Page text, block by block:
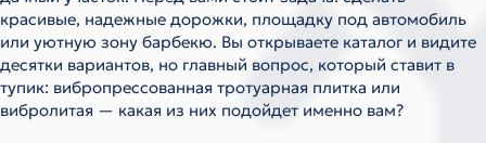
красивые, надежные дорожки, площадку под автомобиль
или уютную зону барбекю. Вы открываете каталог и видите
десятки вариантов, но главный вопрос, который ставит в
тупик: вибропрессованная тротуарная плитка или
вибролитая — какая из них подойдет именно вам?